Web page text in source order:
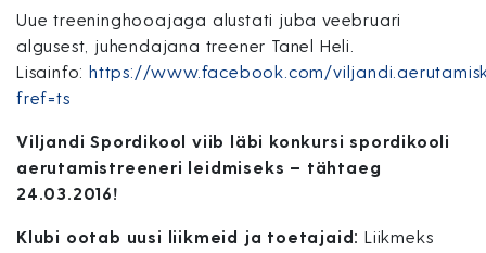
Uue treeninghooajaga alustati juba veebruari
algusest, juhendajana treener Tanel Heli.
Lisainfo: https://www.facebook.com/
fref=ts
Viljandi Spordikool viib läbi konkursi spordikooli
aerutamistreeneri leidmiseks – tähtaeg
24.03.2016!
Klubi ootab uusi liikmeid ja toetajaid: Liikmeks